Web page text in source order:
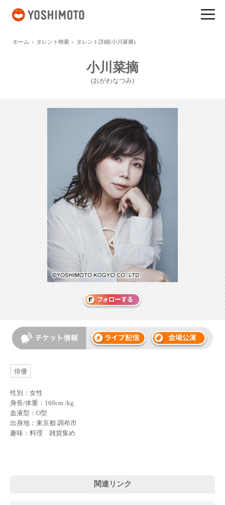
ホーム タレント検索 タレント詳細(小川菜摘)
小川菜摘
(おがわなつみ)
俳優
性別：女性
身長/体重：160cm /kg
血液型：O型
出身地：東京都 調布市
趣味：料理 雑貨集め
関連リンク